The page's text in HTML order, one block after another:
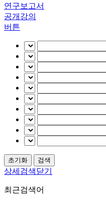
연구보고서
공개강의
버튼
상세검색닫기
최근검색어